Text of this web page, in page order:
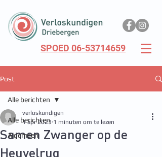
SPOED 06-53714659
Post
Alle berichten
Algemeen
Alle berichten
Samen Zwanger op de
Heuvelrug
verloskundigen
1 apr 2023 1 minuten om te lezen